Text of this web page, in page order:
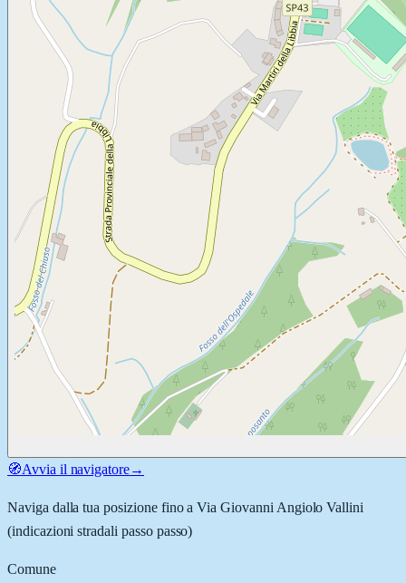
🧭Avvia il navigatore→
Naviga dalla tua posizione fino aVia Giovanni Angiolo Vallini
(indicazioni stradali passo passo)
Comune